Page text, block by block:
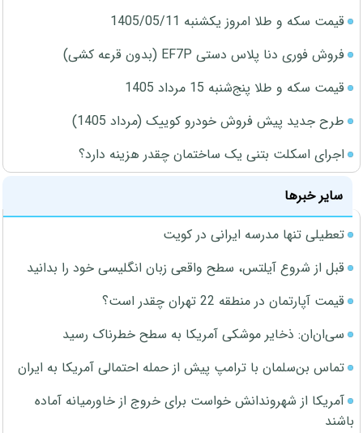
قیمت سکه و طلا امروز یکشنبه 1405/05/11
فروش فوری دنا پلاس دستی EF7P (بدون قرعه کشی)
قیمت سکه و طلا پنج‌شنبه 15 مرداد 1405
طرح جدید پیش فروش خودرو کوییک (مرداد 1405)
اجرای اسکلت بتنی یک ساختمان چقدر هزینه دارد؟
سایر خبرها
تعطیلی تنها مدرسه ایرانی در کویت
قبل از شروع آیلتس، سطح واقعی زبان انگلیسی خود را بدانید
قیمت آپارتمان در منطقه 22 تهران چقدر است؟
سی‌ان‌ان: ذخایر موشکی آمریکا به سطح خطرناک رسید
تماس بن‌سلمان با ترامپ پیش از حمله احتمالی آمریکا به ایران
آمریکا از شهروندانش خواست برای خروج از خاورمیانه آماده
باشند